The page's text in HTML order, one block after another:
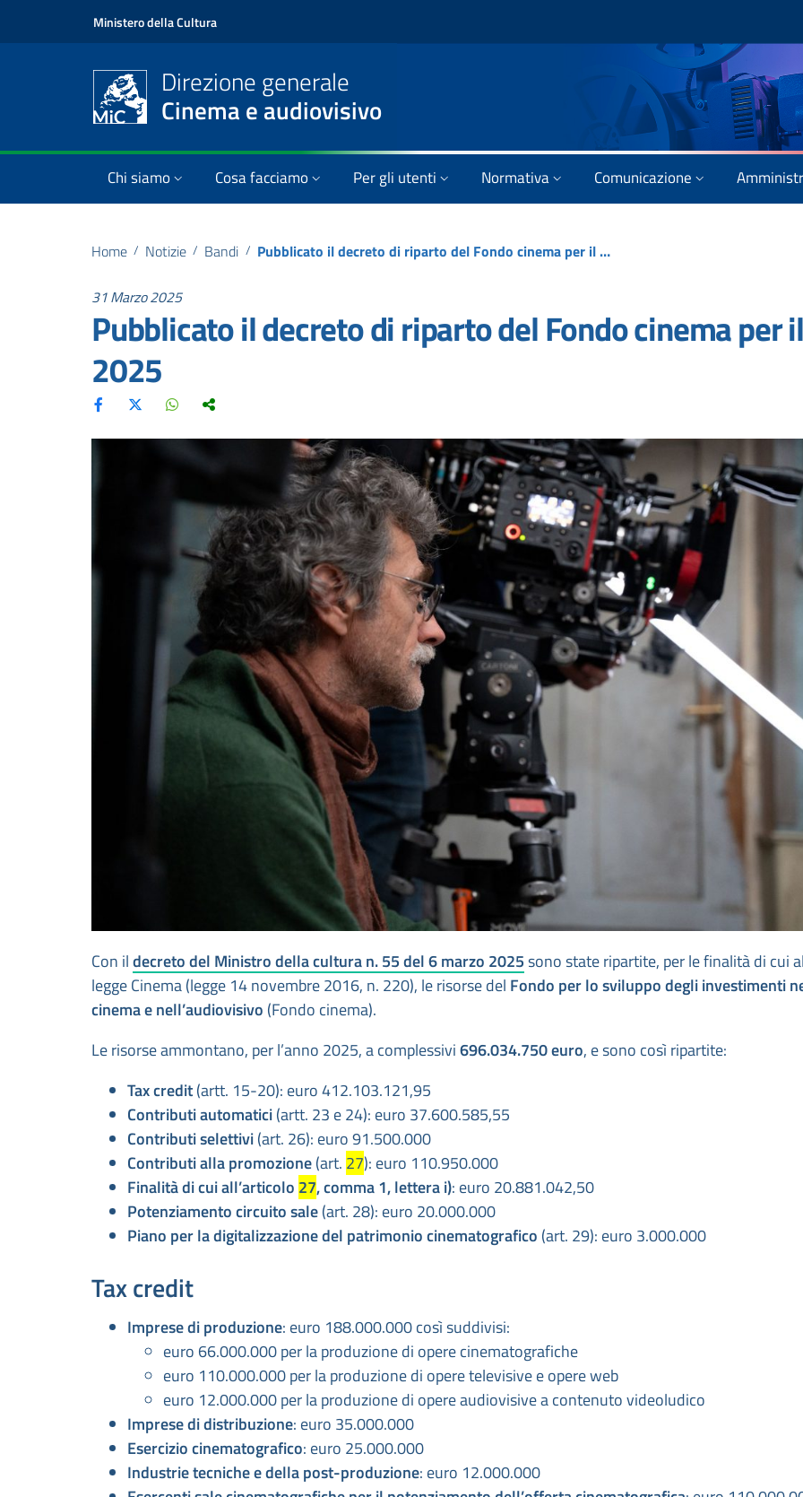
Ministero della Cultura
Direzione generale
Cinema e audiovisivo
Chi siamo Cosa facciamo Per gli utenti Normativa Comunicazione
Home / Notizie / Bandi / Pubblicato il decreto di riparto del Fondo cinema per il 2025
31 Marzo 2025
Pubblicato il decreto di riparto del Fondo cinema per il
2025
Con ildecreto del Ministro della cultura n. 55 del 6 marzo 2025sono state ripartite, per le finalità di cui
legge Cinema (legge 14 novembre 2016, n. 220), le risorse del Fondo per lo sviluppo degli investimenti
cinema e nell’audiovisivo (Fondo cinema).
Le risorse ammontano, per l’anno 2025, a complessivi696.034.750 euro, e sono così ripartite:
Tax credit(artt. 15-20): euro 412.103.121,95
Contributi automatici(artt. 23 e 24): euro 37.600.585,55
Contributi selettivi(art. 26): euro 91.500.000
Contributi alla promozione(art. 27): euro 110.950.000
Finalità di cui all’articolo 27, comma 1, lettera i): euro 20.881.042,50
Potenziamento circuito sale(art. 28): euro 20.000.000
Piano per la digitalizzazione del patrimonio cinematografico (art. 29): euro 3.000.000
Tax credit
Imprese di produzione: euro 188.000.000 così suddivisi:
euro 66.000.000 per la produzione di opere cinematografiche
euro 110.000.000 per la produzione di opere televisive e opere web
euro 12.000.000 per la produzione di opere audiovisive a contenuto videoludico
Imprese di distribuzione: euro 35.000.000
Esercizio cinematografico: euro 25.000.000
Industrie tecniche e della post-produzione: euro 12.000.000